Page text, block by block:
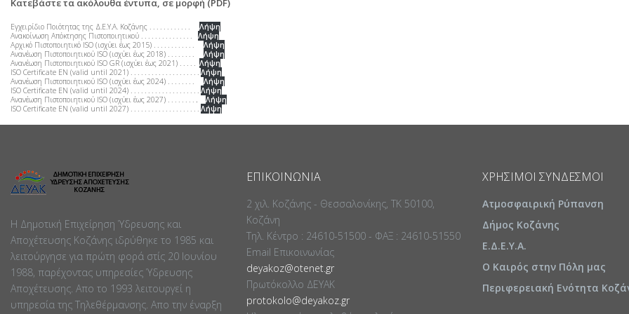
Κατεβάστε τα ακόλουθα έντυπα, σε μορφή (PDF)
Εγχειρίδιο Ποιότητας της Δ.Ε.Υ.Α. Κοζάνης . . . . . . . . . . . .
Λήψη
Ανακοίνωση Απόκτησης Πιστοποιητικού . . . . . . . . . . . . . . . Λήψη
Αρχικό Πιστοποιητικό ISO (ισχύει έως 2015) . . . . . . . . . . . .
Λήψη
Ανανέωση Πιστοποιητικού ISO (ισχύει έως 2018) . . . . . . . .
Λήψη
Ανανέωση Πιστοποιητικού ISO GR (ισχύει έως 2021) . . . . . Λήψη
ISO Certificate EN (valid until 2021) . . . . . . . . . . . . . . . . . . . . Λήψη
Ανανέωση Πιστοποιητικού ISO (ισχύει έως 2024) . . . . . . . .
Λήψη
ISO Certificate EN (valid until 2024) . . . . . . . . . . . . . . . . . . . . Λήψη
Ανανέωση Πιστοποιητικού ISO (ισχύει έως 2027) . . . . . . . .
Λήψη
ISO Certificate EN (valid until 2027) . . . . . . . . . . . . . . . . . . . . Λήψη
Η Δημοτική Επιχείρηση Ύδρευσης και
Αποχέτευσης Κοζάνης ιδρύθηκε το 1985 και
λειτούργησε για πρώτη φορά στίς 20 Ιουνίου
1988, παρέχοντας υπηρεσίες Ύδρευσης
Αποχέτευσης. Απο το 1993 λειτουργεί η
υπηρεσία της Τηλεθέρμανσης. Απο την έναρξη
ΕΠΙΚΟΙΝΩΝΊΑ
2 χιλ. Κοζάνης - Θεσσαλονίκης, ΤΚ 50100,
Κοζάνη
Τηλ. Κέντρο : 24610-51500 - ΦΑΞ : 24610-51550
Email Επικοινωνίας
deyakoz@otenet.gr
Πρωτόκολλο ΔΕΥΑΚ
protokolo@deyakoz.gr
ΧΡΉΣΙΜΟΙ ΣΎΝΔΕΣΜΟΙ
Ατμοσφαιρική Ρύπανση
Δήμος Κοζάνης
Ε.Δ.Ε.Υ.Α.
Ο Καιρός στην Πόλη μας
Περιφερειακή Ενότητα